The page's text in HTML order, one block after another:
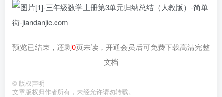
预览已结束，还剩0页未读，开通会员后可免费下载高清完整
文档
© 版权声明
文章版权归作者所有，未经允许请勿转载。